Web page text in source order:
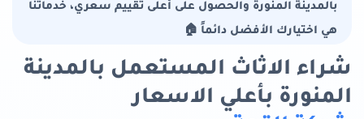
بالمدينة المنورة والحصول على أعلى تقييم سعري، خدماتنا
هي اختيارك الأفضل دائماً 🏠
شراء الاثاث المستعمل بالمدينة
المنورة بأعلي الاسعار